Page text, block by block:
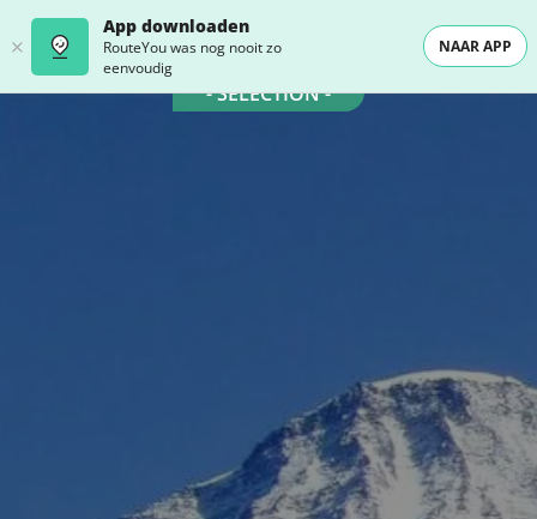
App downloaden
RouteYou was nog nooit zo
eenvoudig
NAAR APP
- SELECTION -